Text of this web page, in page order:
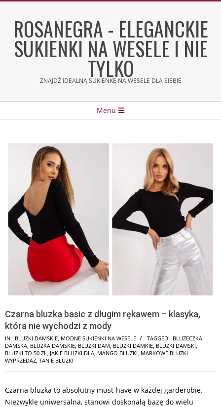
contentROSANEGRA - ELEGANCKIE
SUKIENKI NA WESELE I NIE
TYLKO
ZNAJDŹ IDEALNĄ SUKIENKĘ NA WESELE DLA SIEBIE
Menu
Czarna bluzka basic z długim rękawem – klasyka,
która nie wychodzi z mody
IN: BLUZKI DAMSKIE, MODNE SUKIENKI NA WESELE TAGGED: BLUZECZKA
DAMSKA, BLUZKA DAMSKIE, BLUZKI DAM, BLUZKI DAMKIE, BLUZKI DAMSKI,
BLUZKI TO 50 ZŁ, JAKIE BLUZKI DLA, MANGO BLUZKI, MARKOWE BLUZKI
WYPRZEDAŻ, TANIE BLUZKI
Czarna bluzka to absolutny must-have w każdej garderobie.
Niezwykle uniwersalna, stanowi doskonałą bazę do wielu